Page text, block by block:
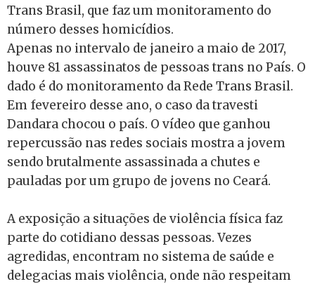
Trans Brasil, que faz um monitoramento do
número desses homicídios.
Apenas no intervalo de janeiro a maio de 2017,
houve 81 assassinatos de pessoas trans no País. O
dado é do monitoramento da Rede Trans Brasil.
Em fevereiro desse ano, o caso da travesti
Dandara chocou o país. O vídeo que ganhou
repercussão nas redes sociais mostra a jovem
sendo brutalmente assassinada a chutes e
pauladas por um grupo de jovens no Ceará.
A exposição a situações de violência física faz
parte do cotidiano dessas pessoas. Vezes
agredidas, encontram no sistema de saúde e
delegacias mais violência, onde não respeitam